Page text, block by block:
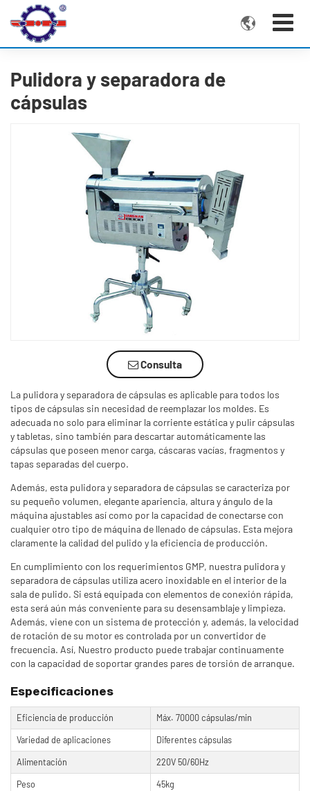

Pulidora y separadora de
cápsulas
Consulta
La pulidora y separadora de cápsulas es aplicable para todos los
tipos de cápsulas sin necesidad de reemplazar los moldes. Es
adecuada no solo para eliminar la corriente estática y pulir cápsulas
y tabletas, sino también para descartar automáticamente las
cápsulas que poseen menor carga, cáscaras vacías, fragmentos y
tapas separadas del cuerpo.
Además, esta pulidora y separadora de cápsulas se caracteriza por
su pequeño volumen, elegante apariencia, altura y ángulo de la
máquina ajustables así como por la capacidad de conectarse con
cualquier otro tipo de máquina de llenado de cápsulas. Esta mejora
claramente la calidad del pulido y la eficiencia de producción.
En cumplimiento con los requerimientos GMP, nuestra pulidora y
separadora de cápsulas utiliza acero inoxidable en el interior de la
sala de pulido. Si está equipada con elementos de conexión rápida,
esta será aún más conveniente para su desensamblaje y limpieza.
Además, viene con un sistema de protección y, además, la velocidad
de rotación de su motor es controlada por un convertidor de
frecuencia. Así, Nuestro producto puede trabajar continuamente
con la capacidad de soportar grandes pares de torsión de arranque.
Especificaciones
Eficiencia de producción
Máx. 70000 cápsulas/min
Variedad de aplicaciones
Diferentes cápsulas
Alimentación
220V 50/60Hz
Peso
45kg